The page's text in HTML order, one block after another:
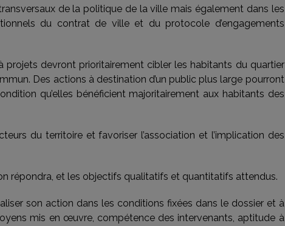
de la politique de la ville mais également dans les
du contrat de ville et du protocole d’engagements
projets devront prioritairement cibler les habitants du quartier
Des actions à destination d’un public plus large pourront
qu’elles bénéficient majoritairement aux habitants des
du territoire et favoriser l’association et l’implication des
répondra, et les objectifs qualitatifs et quantitatifs attendus.
son action dans les conditions fixées dans le dossier et à
mis en œuvre, compétence des intervenants, aptitude à